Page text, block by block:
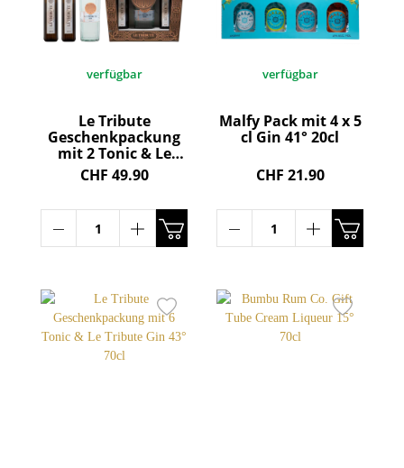
verfügbar
Le Tribute
Geschenkpackung
mit 2 Tonic & Le
Tribute Gin 43° 70cl
CHF 49.90
verfügbar
Malfy Pack mit 4 x 5
cl Gin 41° 20cl
CHF 21.90